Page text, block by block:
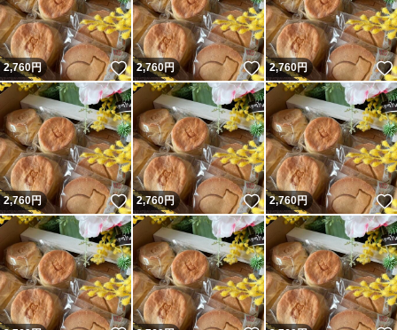
2,760円 いいね！
2,760円 いいね！
2,760円
2,760円 いいね！
2,760円 いいね！
2,760円